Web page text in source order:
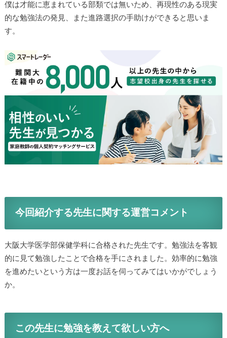
僕は才能に恵まれている部類では無いため、再現性のある現実
的な勉強法の発見、また進路選択の手助けができると思いま
す。
今回紹介する先生に関する運営コメント
大阪大学医学部保健学科に合格された先生です。勉強法を客観
的に見て勉強したことで合格を手にされました。効率的に勉強
を進めたいという方は一度お話を伺ってみてはいかがでしょう
か。
この先生に勉強を教えて欲しい方へ